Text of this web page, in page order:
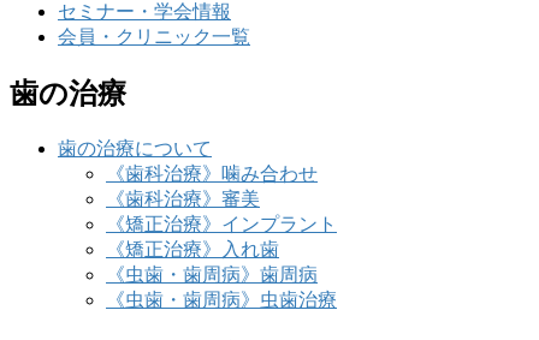
セミナー・学会情報
会員・クリニック一覧
歯の治療
歯の治療について
《歯科治療》噛み合わせ
《歯科治療》審美
《矯正治療》インプラント
《矯正治療》入れ歯
《虫歯・歯周病》歯周病
《虫歯・歯周病》虫歯治療